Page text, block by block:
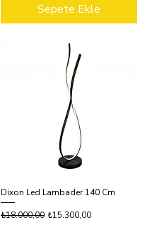
Sepete Ekle
Dixon Led Lambader 140 Cm
Normal Fiyat
₺18.000,00 İndirimli Fiyat
₺15.300,00